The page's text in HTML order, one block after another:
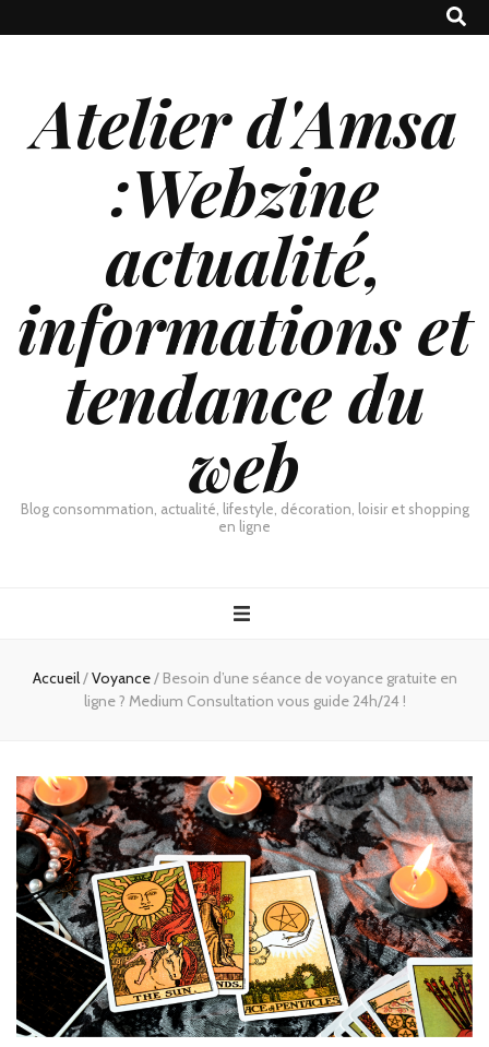
Atelier d'Amsa
:Webzine
actualité,
informations et
tendance du
web
Blog consommation, actualité, lifestyle, décoration, loisir et shopping
en ligne
Accueil/Voyance/ Besoin d’une séance de voyance gratuite en
ligne ? Medium Consultation vous guide 24h/24 !